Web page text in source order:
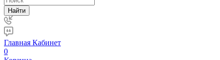
Найти
Главная Кабинет
0